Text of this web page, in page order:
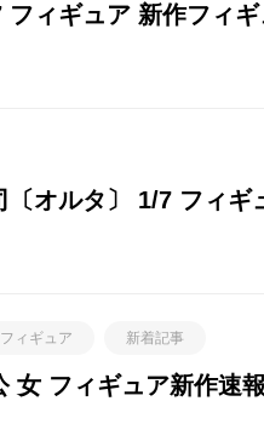
ィギュア 新作フィ
オルタ〕 1/7 フィギ
フィギュア 新着記事
女 フィギュア新作速報